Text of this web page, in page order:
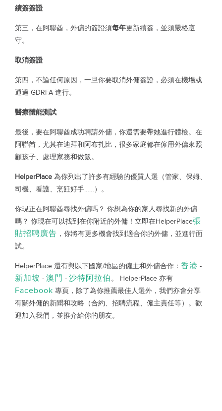
續簽簽證
第三，在阿聯酋，外傭的簽證須每年更新續簽，並須嚴格遵
守。
取消簽證
第四，不論任何原因，一旦你要取消外傭簽證，必須在機場或
通過 GDRFA 進行。
醫療體能測試
最後，要在阿聯酋成功聘請外傭，你還需要帶她進行體檢。在
阿聯酋，尤其在迪拜和阿布扎比，很多家庭都在僱用外傭來照
顧孩子、處理家務和做飯。
HelperPlace 為你列出了許多有經驗的優質人選（管家、保姆、
司機、看護、烹飪好手……）。
你現正在阿聯酋尋找外傭嗎？ 你想為你的家人尋找新的外傭
嗎？ 你現在可以找到在你附近的外傭！立即在HelperPlace張
貼招聘廣告 ，你將有更多機會找到適合你的外傭，並進行面
試。
HelperPlace 還有與以下國家/地區的僱主和外傭合作： 香港 -
新加坡 - 澳門 - 沙特阿拉伯。 HelperPlace 亦有
Facebook 專頁，除了為你推薦最佳人選外，我們亦會分享
有關外傭的新聞和攻略（合約、招聘流程、僱主責任等）。歡
迎加入我們，並推介給你的朋友。